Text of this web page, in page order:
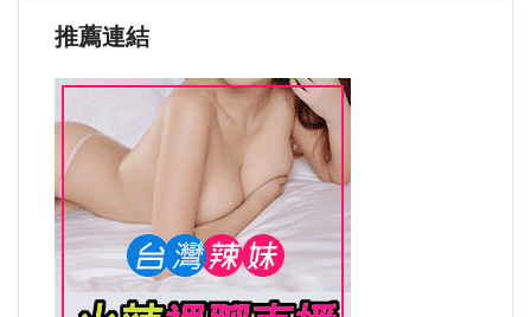
推薦連結